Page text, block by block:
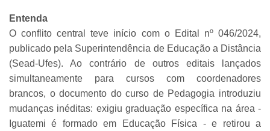
Entenda
O conflito central teve início com o Edital nº 046/2024,
publicado pela Superintendência de Educação a Distância
(Sead-Ufes). Ao contrário de outros editais lançados
simultaneamente para cursos com coordenadores
brancos, o documento do curso de Pedagogia introduziu
mudanças inéditas: exigiu graduação específica na área -
Iguatemi é formado em Educação Física - e retirou a